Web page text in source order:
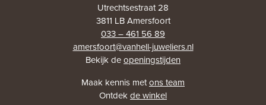
Utrechtsestraat 28
3811 LB Amersfoort
033 – 461 56 89
amersfoort@vanhell-juweliers.nl
Bekijk deopeningstijden
Maak kennis metons team
Ontdekde winkel